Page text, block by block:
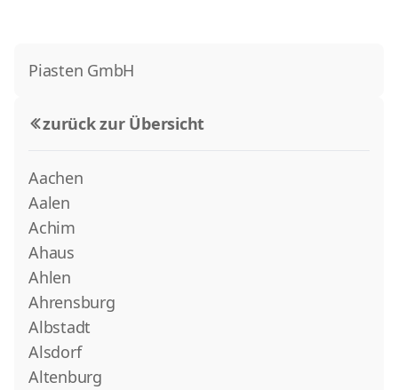
Piasten GmbH
zurück zur Übersicht
Aachen
Aalen
Achim
Ahaus
Ahlen
Ahrensburg
Albstadt
Alsdorf
Altenburg